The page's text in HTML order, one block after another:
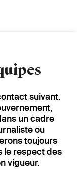
suivant.
un cadre
ou
toujours
le respect des
vigueur.